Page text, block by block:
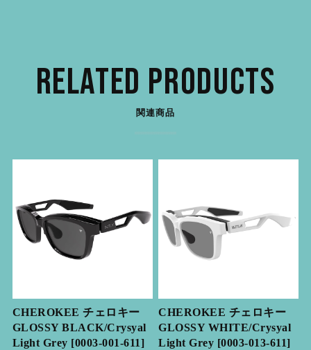
RELATED PRODUCTS
関連商品
CHEROKEE チェロキー
GLOSSY BLACK/Crysyal
Light Grey [0003-001-611]
CHEROKEE チェロキー
GLOSSY WHITE/Crysyal
Light Grey [0003-013-611]